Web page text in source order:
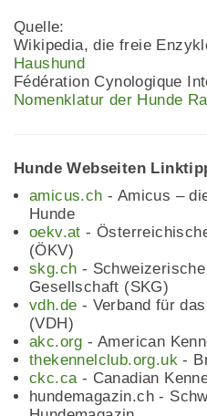
Quelle:
Wikipedia, die freie
Haushund
Fédération Cynologique
Nomenklatur der Hunde
Hunde Webseiten
amicus.ch - Amicus –
Hunde
oekv.at -
(ÖKV)
skg.ch -
Gesellschaft (SKG)
vdh.de - Verband für
(VDH)
akc.org - American
thekennelclub.org.uk -
ckc.ca - Canadian
hundemagazin.ch -